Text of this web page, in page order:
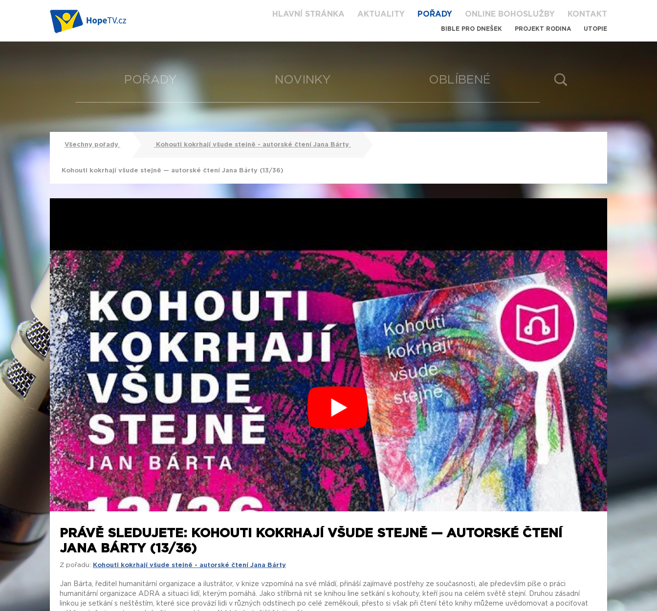
HLAVNÍ STRÁNKA AKTUALITY POŘADY ONLINE BOHOSLUŽBY KONTAKT
BIBLE PRO DNEŠEK PROJEKT RODINA UTOPIE
POŘADY NOVINKY OBLÍBENÉ
Všechny pořady Kohouti kokrhají všude stejně - autorské čtení Jana Bárty
Kohouti kokrhají všude stejně — autorské čtení Jana Bárty (13/36)
PRÁVĚ SLEDUJETE: KOHOUTI KOKRHAJÍ VŠUDE STEJNĚ — AUTORSKÉ ČTENÍ
JANA BÁRTY (13/36)
Z pořadu: Kohouti kokrhají všude stejně - autorské čtení Jana Bárty
Jan Bárta, ředitel humanitární organizace a ilustrátor, v knize vzpomíná na své mládí, přináší zajímavé postřehy ze současnosti, ale především píše o práci
humanitární organizace ADRA a situaci lidí, kterým pomáhá. Jako stříbrná nit se knihou line setkání s kohouty, kteří jsou na celém světě stejní. Druhou zásadní
linkou je setkání s neštěstím, které sice provází lidi v různých odstínech po celé zeměkouli, přesto si však při čtení této knihy můžeme uvědomovat a pociťovat